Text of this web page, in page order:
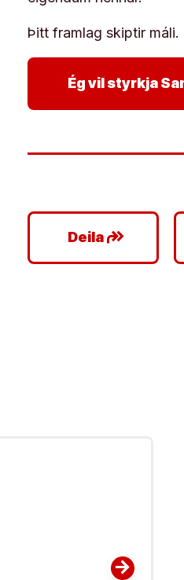
Þitt framlag skiptir máli.
Ég vil styrkja
Deilagoogle_plus_reshare
arrow_forward